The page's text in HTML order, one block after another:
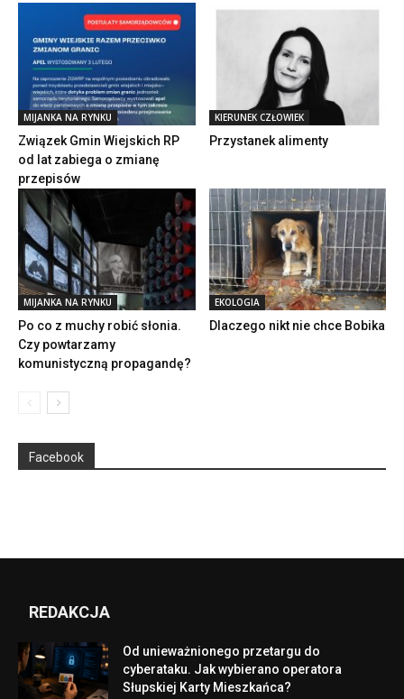
MIJANKA NA RYNKU
Związek Gmin Wiejskich RP
od lat zabiega o zmianę
przepisów
KIERUNEK CZŁOWIEK
Przystanek alimenty
MIJANKA NA RYNKU
Po co z muchy robić słonia.
Czy powtarzamy
komunistyczną propagandę?
EKOLOGIA
Dlaczego nikt nie chce Bobika
Facebook
REDAKCJA
Od unieważnionego przetargu do
cyberataku. Jak wybierano operatora
Słupskiej Karty Mieszkańca?